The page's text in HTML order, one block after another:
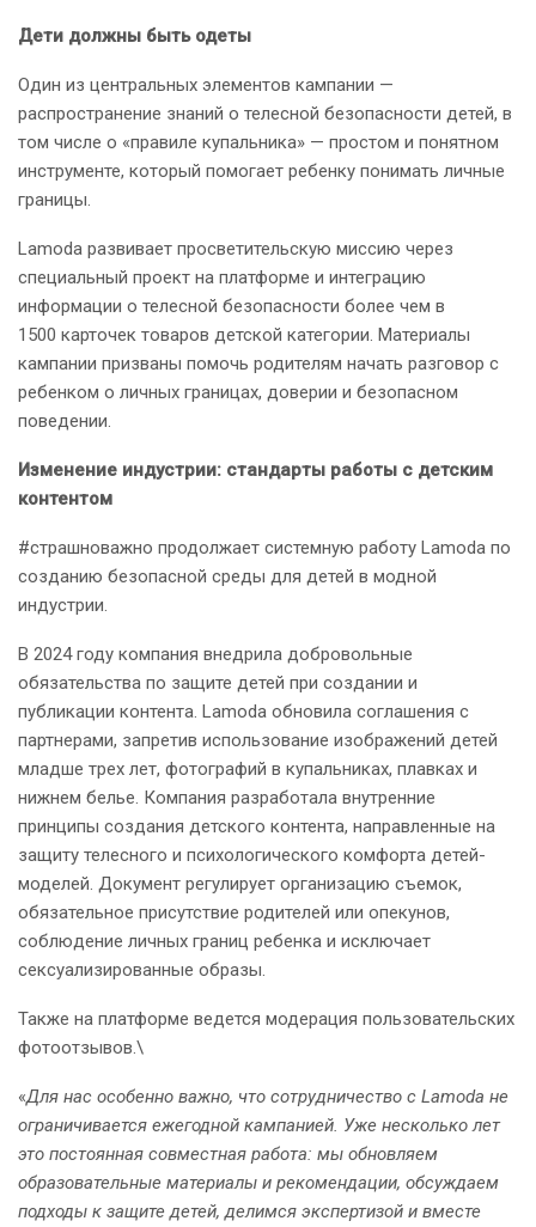
Дети должны быть одеты
Один из центральных элементов кампании —
распространение знаний о телесной безопасности детей, в
том числе о «правиле купальника» — простом и понятном
инструменте, который помогает ребенку понимать личные
границы.
Lamoda развивает просветительскую миссию через
специальный проект на платформе и интеграцию
информации о телесной безопасности более чем в
1500 карточек товаров детской категории. Материалы
кампании призваны помочь родителям начать разговор с
ребенком о личных границах, доверии и безопасном
поведении.
Изменение индустрии: стандарты работы с детским
контентом
#страшноважно продолжает системную работу Lamoda по
созданию безопасной среды для детей в модной
индустрии.
В 2024 году компания внедрила добровольные
обязательства по защите детей при создании и
публикации контента. Lamoda обновила соглашения с
партнерами, запретив использование изображений детей
младше трех лет, фотографий в купальниках, плавках и
нижнем белье. Компания разработала внутренние
принципы создания детского контента, направленные на
защиту телесного и психологического комфорта детей-
моделей. Документ регулирует организацию съемок,
обязательное присутствие родителей или опекунов,
соблюдение личных границ ребенка и исключает
сексуализированные образы.
Также на платформе ведется модерация пользовательских
фотоотзывов.\
«Для нас особенно важно, что сотрудничество с Lamoda не
ограничивается ежегодной кампанией. Уже несколько лет
это постоянная совместная работа: мы обновляем
образовательные материалы и рекомендации, обсуждаем
подходы к защите детей, делимся экспертизой и вместе